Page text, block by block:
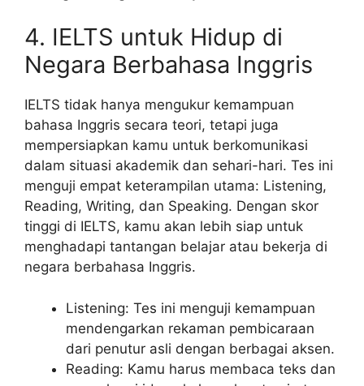
4. IELTS untuk Hidup di
Negara Berbahasa Inggris
IELTS tidak hanya mengukur kemampuan
bahasa Inggris secara teori, tetapi juga
mempersiapkan kamu untuk berkomunikasi
dalam situasi akademik dan sehari-hari. Tes ini
menguji empat keterampilan utama: Listening,
Reading, Writing, dan Speaking. Dengan skor
tinggi di IELTS, kamu akan lebih siap untuk
menghadapi tantangan belajar atau bekerja di
negara berbahasa Inggris.
Listening: Tes ini menguji kemampuan
mendengarkan rekaman pembicaraan
dari penutur asli dengan berbagai aksen.
Reading: Kamu harus membaca teks dan